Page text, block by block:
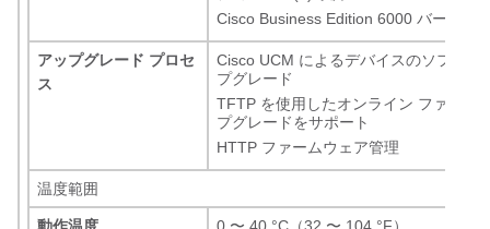
Cisco Business Edition 6000 バージョ
アップグレード プロセ
ス
Cisco UCM によるデバイスのソフトウ
プグレード
TFTP を使用したオンライン ファーム
プグレードをサポート
HTTP ファームウェア管理
温度範囲